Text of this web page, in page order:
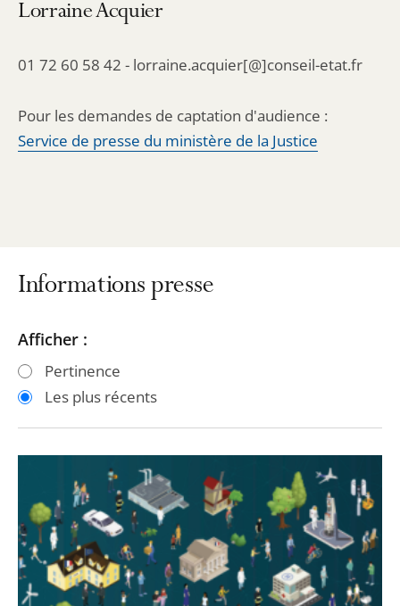
Lorraine Acquier
01 72 60 58 42 - lorraine.acquier[@]conseil-etat.fr
Pour les demandes de captation d'audience :
Service de presse du ministère de la Justice
Informations presse
Passer
les
filtres
Passer
les
filtres
Afficher :
Pertinence
Les plus récents
annuelle
2025
«
Inscrire
l’action